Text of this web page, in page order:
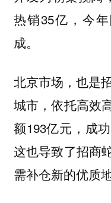
热销35亿，今
成。
北京市场，也是
城市，依托高效
额193亿元，成
这也导致了招商
需补仓新的优质